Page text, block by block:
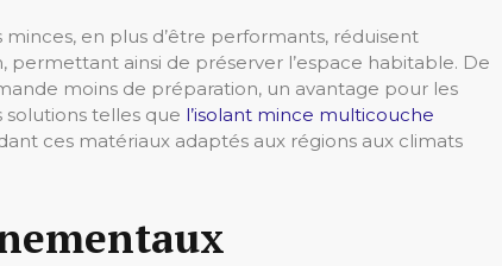
en plus d’être performants, réduisent
permettant ainsi de préserver l’espace habitable. De
moins de préparation, un avantage pour les
telles que l’isolant mince multicouche
ces matériaux adaptés aux régions aux climats